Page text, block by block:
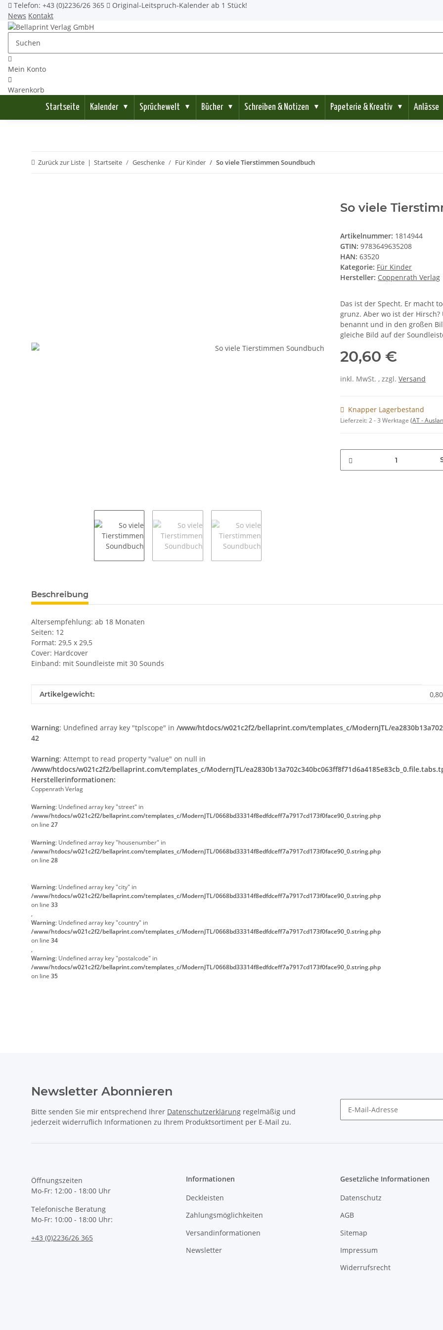
Telefon: +43 (0)2236/26 365
Original-Leitspruch-Kalender ab 1 Stück!
News Kontakt
Mein Konto
Warenkorb
Startseite
Kalender ▼ Sprüchewelt ▼ Bücher ▼ Schreiben & Notizen ▼ Papeterie & Kreativ ▼ Anlässe
Zurück zur Liste Startseite Geschenke Für Kinder So viele Tierstimmen Soundbuch
So viele
Artikelnummer: 1814944
GTIN: 9783649635208
HAN: 63520
Kategorie: Für Kinder
Hersteller: Coppenrath Verlag
Das ist der Specht. Er macht
grunz. Aber wo ist der
benannt und in den großen
gleiche Bild auf der
20,60 €
inkl. MwSt. , zzgl. Versand
Knapper Lagerbestand
Lieferzeit:2 - 3 Werktage (AT -
weitere Registerkarten anzeigen
Beschreibung
Altersempfehlung: ab 18 Monaten
Seiten: 12
Format: 29,5 x 29,5
Cover: Hardcover
Einband: mit Soundleiste mit 30 Sounds
Produkteigenschaft
Wert
Artikelgewicht: 0,80
Warning: Undefined array key "tplscope" in /www/htdocs/w021c2f2/bellaprint.com/templates_c/ModernJTL/
42
Warning: Attempt to read property "value" on null in
/www/htdocs/w021c2f2/bellaprint.com/templates_c/ModernJTL/
Herstellerinformationen:
Coppenrath Verlag
Warning: Undefined array key "street" in
/www/htdocs/w021c2f2/bellaprint.com/templates_c/ModernJTL/0668bd33314f8edfdceff7a7917cd173f0face90_0.string.php
on line 27
Warning: Undefined array key "housenumber" in
/www/htdocs/w021c2f2/bellaprint.com/templates_c/ModernJTL/0668bd33314f8edfdceff7a7917cd173f0face90_0.string.php
on line 28
Warning: Undefined array key "city" in
/www/htdocs/w021c2f2/bellaprint.com/templates_c/ModernJTL/0668bd33314f8edfdceff7a7917cd173f0face90_0.string.php
on line 33
,
Warning: Undefined array key "country" in
/www/htdocs/w021c2f2/bellaprint.com/templates_c/ModernJTL/0668bd33314f8edfdceff7a7917cd173f0face90_0.string.php
on line 34
,
Warning: Undefined array key "postalcode" in
/www/htdocs/w021c2f2/bellaprint.com/templates_c/ModernJTL/0668bd33314f8edfdceff7a7917cd173f0face90_0.string.php
on line 35
Newsletter Abonnieren
Bitte senden Sie mir entsprechend Ihrer Datenschutzerklärung regelmäßig und
jederzeit widerruflich Informationen zu Ihrem Produktsortiment per E-Mail zu.
Öffnungszeiten
Mo-Fr: 12:00 - 18:00 Uhr
Telefonische Beratung
Mo-Fr: 10:00 - 18:00 Uhr:
+43 (0)2236/26 365
Informationen
Deckleisten
Zahlungsmöglichkeiten
Versandinformationen
Newsletter
Gesetzliche Informationen
Datenschutz
AGB
Sitemap
Impressum
Widerrufsrecht